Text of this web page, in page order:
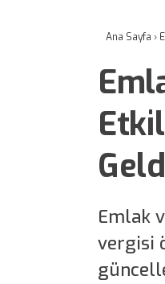
Ana Sayfa ›
Emlak
vergisi